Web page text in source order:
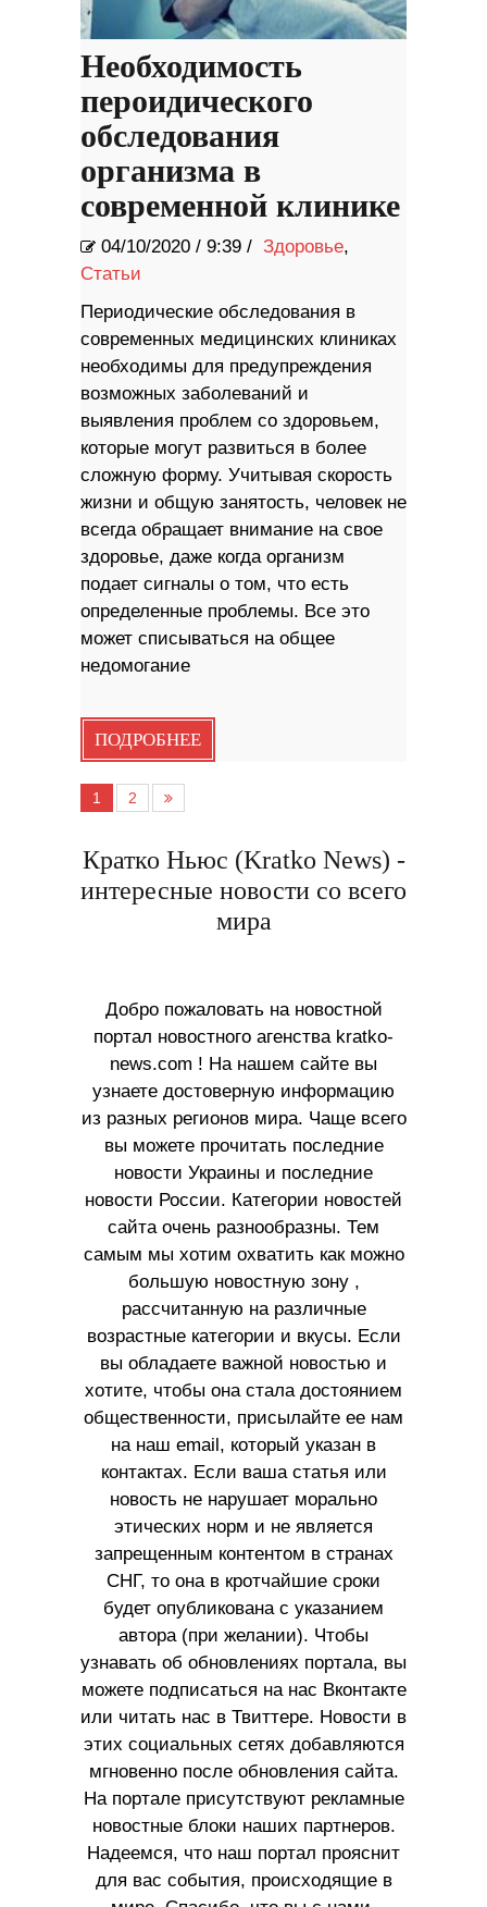
Необходимость
пероидического
обследования
организма в
современной клинике
04/10/2020 / 9:39 / Здоровье,
Статьи
Периодические обследования в
современных медицинских клиниках
необходимы для предупреждения
возможных заболеваний и
выявления проблем со здоровьем,
которые могут развиться в более
сложную форму. Учитывая скорость
жизни и общую занятость, человек не
всегда обращает внимание на свое
здоровье, даже когда организм
подает сигналы о том, что есть
определенные проблемы. Все это
может списываться на общее
недомогание
ПОДРОБНЕЕ
1 2
Кратко Ньюс (Kratko News) -
интересные новости со всего
мира
Добро пожаловать на новостной
портал новостного агенства kratko-
news.com ! На нашем сайте вы
узнаете достоверную информацию
из разных регионов мира. Чаще всего
вы можете прочитать последние
новости Украины и последние
новости России. Категории новостей
сайта очень разнообразны. Тем
самым мы хотим охватить как можно
большую новостную зону ,
рассчитанную на различные
возрастные категории и вкусы. Если
вы обладаете важной новостью и
хотите, чтобы она стала достоянием
общественности, присылайте ее нам
на наш email, который указан в
контактах. Если ваша статья или
новость не нарушает морально
этических норм и не является
запрещенным контентом в странах
СНГ, то она в кротчайшие сроки
будет опубликована с указанием
автора (при желании). Чтобы
узнавать об обновлениях портала, вы
можете подписаться на нас Вконтакте
или читать нас в Твиттере. Новости в
этих социальных сетях добавляются
мгновенно после обновления сайта.
На портале присутствуют рекламные
новостные блоки наших партнеров.
Надеемся, что наш портал прояснит
для вас события, происходящие в